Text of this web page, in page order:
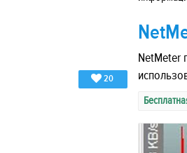
20
NetMeter